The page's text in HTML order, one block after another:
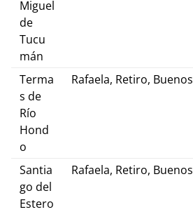
Miguel
de
Tucu
mán
Terma
s de
Río
Hond
o
Rafaela, Retiro,
Santia
go del
Estero
Rafaela, Retiro,